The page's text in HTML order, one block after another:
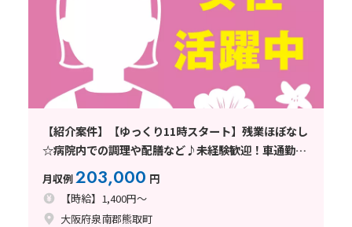
【紹介案件】【ゆっくり11時スタート】残業ほぼなし
☆病院内での調理や配膳など♪未経験歓迎！車通勤
月収例203,000 円
【時給】1,400円～
大阪府泉南郡熊取町